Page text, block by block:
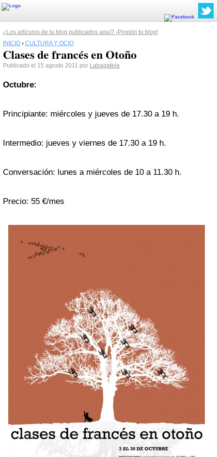
¿Los artículos de tu blog publicados aquí? ¡Propón tu blog!
INICIO › CULTURA Y OCIO
Clases de francés en Otoño
Publicado el 15 agosto 2011 por Labagatela
Octubre:
Principiante: miércoles y jueves de 17.30 a 19 h.
Intermedio: jueves y viernes de 17.30 a 19 h.
Conversación: lunes a miércoles de 10 a 11.30 h.
Precio: 55 €/mes